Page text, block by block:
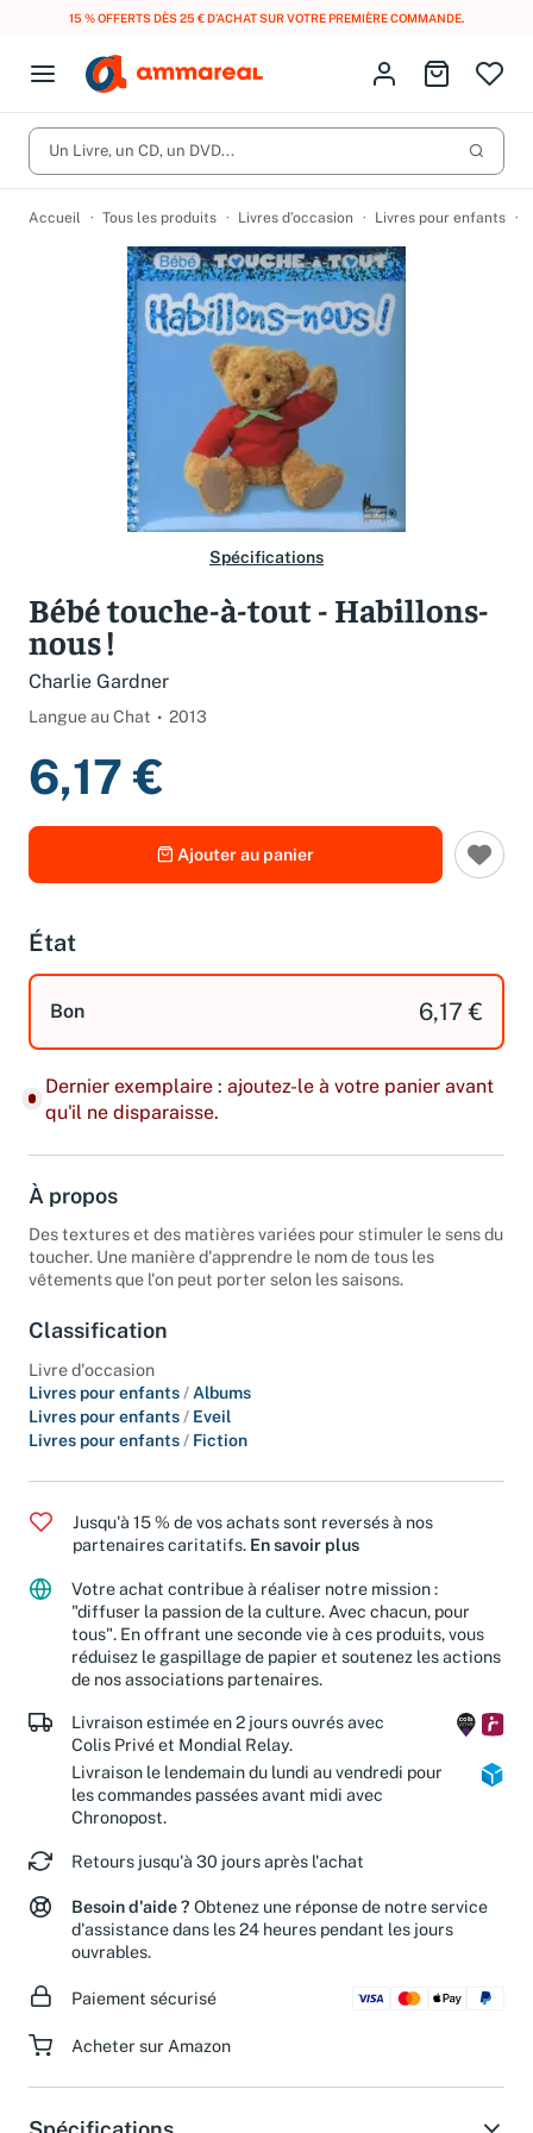
15 % OFFERTS DÈS 25 € D’ACHAT SUR VOTRE PREMIÈRE COMMANDE.
Open menu
Fermer le menu
CD d'occasion
DVD d'occasion
Vinyles d'occasion
Culture à 1 €
Meilleures ventes
Nos engagements
Lancer
Vous n'avez pas trouvé l'article que vous cherchiez ?
Activez les notifications dans votre compte pour être alerté dès
qu'il est en stock.
Créer une alerte
Identifiez-vous
Aller au
Un Livre, un CD, un DVD...
Accueil Tous les produits Livres d’occasion Livres pour enfants
Spécifications
Bébé touche-à-tout - Habillons-
nous !
Charlie Gardner
Langue au Chat 2013
6,17 €
Ajouter au panier
État
Bon 6,17 €
Dernier exemplaire : ajoutez-le à votre panier avant
qu'il ne disparaisse.
À propos
Des textures et des matières variées pour stimuler le sens du
toucher. Une manière d'apprendre le nom de tous les
vêtements que l'on peut porter selon les saisons.
Classification
Livre d'occasion
Livres pour enfants / Albums
Livres pour enfants / Eveil
Livres pour enfants / Fiction
Jusqu'à 15 % de vos achats sont reversés à nos
partenaires caritatifs. En savoir plus
Votre achat contribue à réaliser notre mission :
"diffuser la passion de la culture. Avec chacun, pour
tous". En offrant une seconde vie à ces produits, vous
réduisez le gaspillage de papier et soutenez les actions
de nos associations partenaires.
Livraison estimée en 2 jours ouvrés avec
Colis Privé et Mondial Relay.
Livraison le lendemain du lundi au vendredi pour
les commandes passées avant midi avec
Chronopost.
Retours jusqu'à 30 jours après l'achat
Besoin d'aide ? Obtenez une réponse de notre service
d'assistance dans les 24 heures pendant les jours
ouvrables.
Paiement sécurisé
Acheter sur Amazon